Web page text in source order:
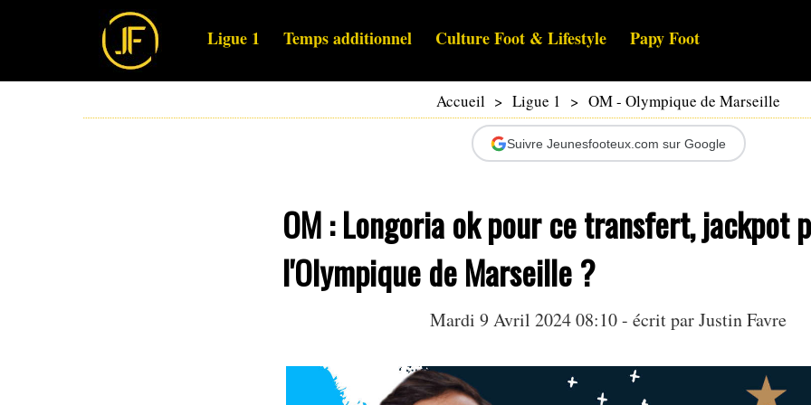
Ligue 1 Temps additionnel Culture Foot & Lifestyle Papy Foot
Accueil > Ligue 1 > OM - Olympique de Marseille
Suivre Jeunesfooteux.com sur Google
OM : Longoria ok pour ce transfert, jackpot
l'Olympique de Marseille ?
Mardi 9 Avril 2024 08:10 - écrit parJustin Favre